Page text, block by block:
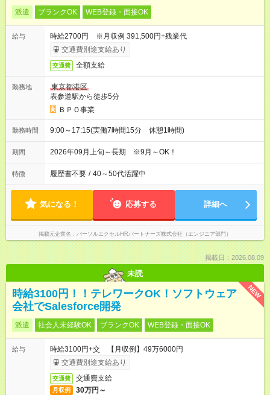
派遣 ブランクOK WEB登録・面接OK
給与
時給2700円 ※月収例 391,500円+残業代
交通費別途支給あり
交通費 全額支給
勤務地
東京都港区
表参道駅から徒歩5分
ＢＰＯ事業
勤務時間 9:00～17:15(実働7時間15分 休憩1時間)
期間 2026年09月上旬～長期 ※9月～OK！
特徴 履歴書不要 / 40～50代活躍中
気になる！ 応募する 詳細へ
掲載元企業名 パーソルエクセルHRパートナーズ株式会社（エンジニア部門）
掲載日：2026.08.09
未読
NEW
時給3100円！！テレワークOK！ソフトウェア
会社でSalesforce開発
派遣 社会人未経験OK ブランクOK WEB登録・面接OK
給与
時給3100円+交 【月収例】49万6000円
交通費別途支給あり
交通費 交通費支給
月収例 30万円～